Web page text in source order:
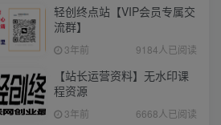
轻创终点站【VIP会员专属交
流群】
3年前 9184人已阅读
【站长运营资料】无水印课
程资源
3年前 6668人已阅读